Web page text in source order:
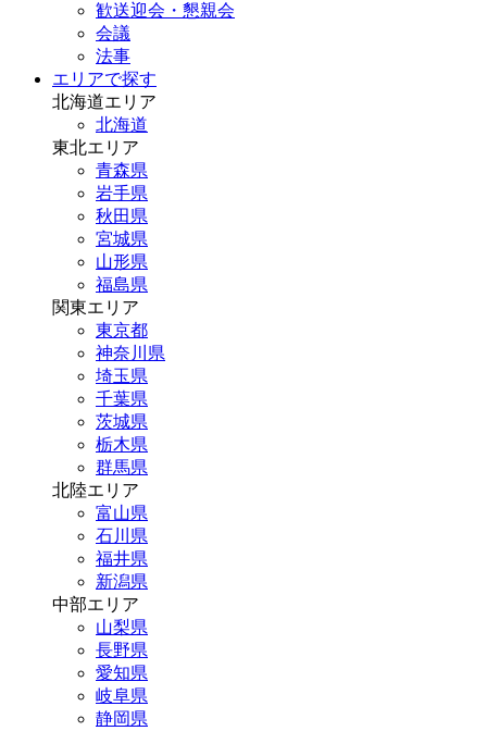
歓送迎会・懇親会
会議
法事
エリアで探す
北海道エリア
北海道
東北エリア
青森県
岩手県
秋田県
宮城県
山形県
福島県
関東エリア
東京都
神奈川県
埼玉県
千葉県
茨城県
栃木県
群馬県
北陸エリア
富山県
石川県
福井県
新潟県
中部エリア
山梨県
長野県
愛知県
岐阜県
静岡県